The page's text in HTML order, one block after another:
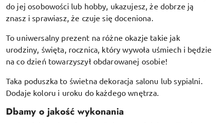
do jej osobowości lub hobby, ukazujesz, że dobrze ją
znasz i sprawiasz, że czuje się doceniona.
To uniwersalny prezent na różne okazje takie jak
urodziny, święta, rocznica, który wywoła uśmiech i będzie
na co dzień towarzyszył obdarowanej osobie!
Taka poduszka to świetna dekoracja salonu lub sypialni.
Dodaje koloru i uroku do każdego wnętrza.
Dbamy o jakość wykonania